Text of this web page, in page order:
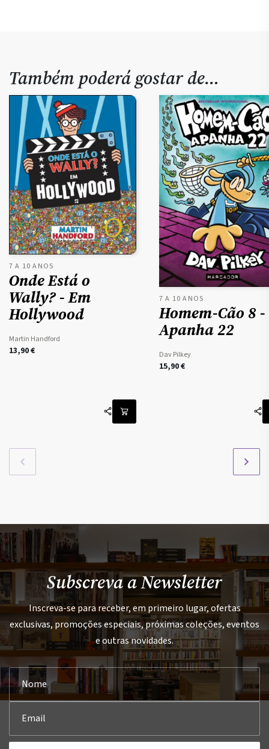
Também poderá gostar de…
7 A 10 ANOS
Onde Está o
Wally? - Em
Hollywood
Martin Handford
13,90€
7 A 10 ANOS
Homem-Cão 8 -
Apanha 22
Dav Pilkey
15,90€
Subscreva a Newsletter
Inscreva-se para receber, em primeiro lugar, ofertas
exclusivas, promoções especiais, próximas coleções, eventos
e outras novidades.